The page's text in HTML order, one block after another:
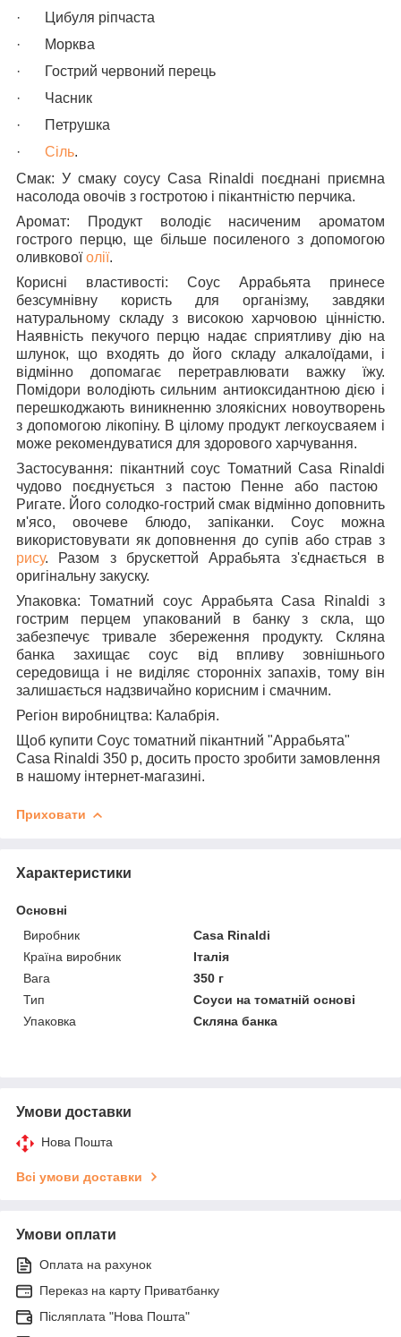
·
Цибуля ріпчаста
·
Морква
·
Гострий червоний перець
·
Часник
·
Петрушка
·
Сіль.
Смак: У смаку соусу Casa Rinaldi поєднані приємна
насолода овочів з гостротою і пікантністю перчика.
Аромат: Продукт володіє насиченим ароматом
гострого перцю, ще більше посиленого з допомогою
оливковоїолії.
Корисні властивості: Соус Аррабьята принесе
безсумнівну користь для організму, завдяки
натуральному складу з високою харчовою цінністю.
Наявність пекучого перцю надає сприятливу дію на
шлунок, що входять до його складу алкалоїдами, і
відмінно допомагає перетравлювати важку їжу.
Помідори володіють сильним антиоксидантною дією і
перешкоджають виникненню злоякісних новоутворень
з допомогою лікопіну. В цілому продукт легкоусваяем і
може рекомендуватися для здорового харчування.
Застосування: пікантний соус Томатний Casa Rinaldi
чудово поєднується з пастою Пенне або пастою
Ригате. Його солодко-гострий смак відмінно доповнить
м'ясо, овочеве блюдо, запіканки. Соус можна
використовувати як доповнення до супів або страв з
рису. Разом з брускеттой Аррабьята з'єднається в
оригінальну закуску.
Упаковка: Томатний соус Аррабьята Casa Rinaldi з
гострим перцем упакований в банку з скла, що
забезпечує тривале збереження продукту. Скляна
банка захищає соус від впливу зовнішнього
середовища і не виділяє сторонніх запахів, тому він
залишається надзвичайно корисним і смачним.
Регіон виробництва: Калабрія.
Щоб купити Соус томатний пікантний "Аррабьята"
Casa Rinaldi 350 р, досить просто зробити замовлення
в нашому інтернет-магазині.
Приховати
Характеристики
Основні
Виробник
Casa Rinaldi
Країна виробник
Італія
Вага
350 г
Тип
Соуси на томатній основі
Упаковка
Скляна банка
Умови доставки
Нова Пошта
Всі умови доставки
Умови оплати
Оплата на рахунок
Переказ на карту Приватбанку
Післяплата "Нова Пошта"